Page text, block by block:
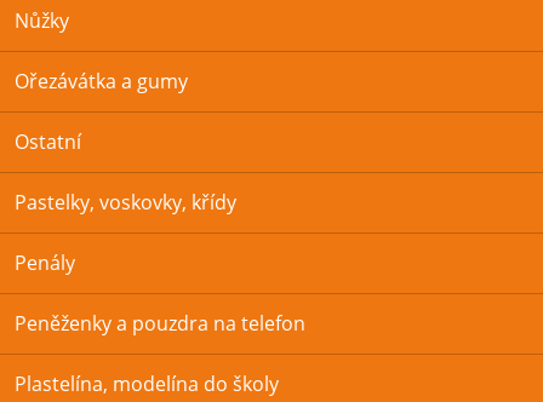
Nůžky
Ořezávátka a gumy
Ostatní
Pastelky, voskovky, křídy
Penály
Peněženky a pouzdra na telefon
Plastelína, modelína do školy